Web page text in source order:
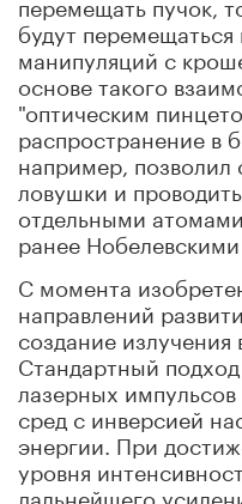
будут
манипуляций с
основе такого
"оптическим
распространение в
например, позволил
ловушки и
отдельными
ранее
С момента
направлений
создание
Стандартный
лазерных
сред с инверсией
энергии. При
уровня
дальнейшего